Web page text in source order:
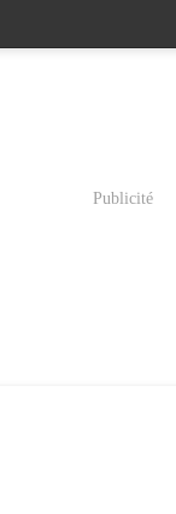
Publicité